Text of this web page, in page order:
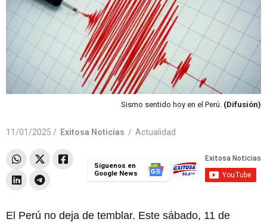
Sismo sentido hoy en el Perú. (Difusión)
11/01/2025 / Exitosa Noticias / Actualidad
Síguenos en
Google News
El Perú no deja de temblar. Este sábado, 11 de